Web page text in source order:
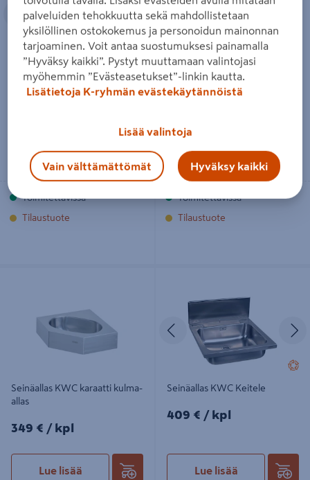
Edellinen Seuraava
Kodinhoitoallas KWC Tiira
284€/kpl
284 €/ kpl
Lue lisää
Toimitettavissa
Tilaustuote
Urinaalin huuhtputki Franke
Lue lisää
Toimitettavissa
Tilaustuote
Seinäallas KWC karaatti kulma-
allas
349€/kpl
349 € / kpl
Lue lisää
Edellinen
Seinäallas KWC Keitele
409€/kpl
409 € / kpl
Lue lisää
palveluiden tehokkuutta sekä mahdollistetaan
yksilöllinen ostokokemus ja personoidun mainonnan
tarjoaminen. Voit antaa suostumuksesi painamalla
”Hyväksy kaikki”. Pystyt muuttamaan valintojasi
myöhemmin ”Evästeasetukset”-linkin kautta.
Lisätietoja K-ryhmän evästekäytännöistä
Lisää valintoja
Vain välttämättömät Hyväksy kaikki